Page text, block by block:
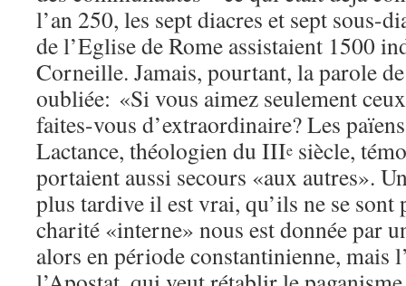
l’an 250, les sept diacres et sept sous-
de l’Eglise de Rome assistaient 1500
Corneille. Jamais, pourtant, la parole de
oubliée: «Si vous aimez seulement
faites-vous d’extraordinaire? Les
Lactance, théologien du IIIe siècle,
portaient aussi secours «aux autres».
plus tardive il est vrai, qu’ils ne se sont
charité «interne» nous est donnée par
alors en période constantinienne, mais